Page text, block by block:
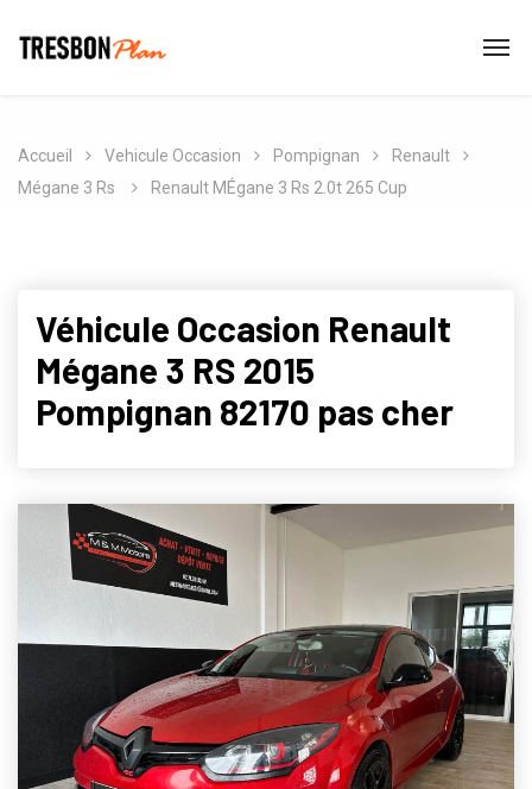
Accueil Vehicule Occasion Pompignan
Renault
Mégane 3 Rs
Renault MÉgane 3 Rs 2.0t 265 Cup
Véhicule Occasion Renault
Mégane 3 RS 2015
Pompignan 82170 pas cher